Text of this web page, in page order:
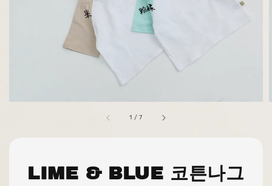
1 /7
LIME & BLUE 코튼나그